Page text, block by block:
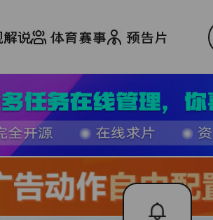
解说 体育赛事 预告片